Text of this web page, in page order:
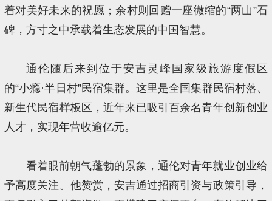
着对美好未来的祝愿；余村则回赠一座微缩的“两山”石
碑，方寸之中承载着生态发展的中国智慧。
通伦随后来到位于安吉灵峰国家级旅游度假区
的“小瘾·半日村”民宿集群。这里是全国集群民宿村落、
新生代民宿样板区，近年来已吸引百余名青年创新创业
人才，实现年营收逾亿元。
看着眼前朝气蓬勃的景象，通伦对青年就业创业给
予高度关注。他赞赏，安吉通过招商引资与政策引导，